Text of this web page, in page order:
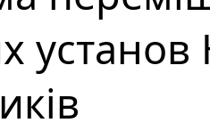
установ